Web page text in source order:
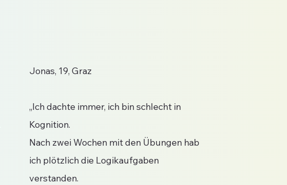
Jonas, 19, Graz
„Ich dachte immer, ich bin schlecht in
Kognition.
Nach zwei Wochen mit den Übungen hab
ich plötzlich die Logikaufgaben
verstanden.